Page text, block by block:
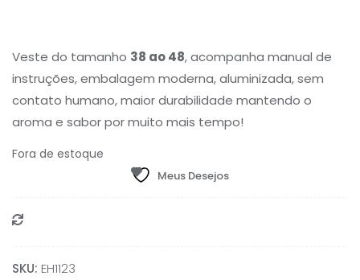
Veste do tamanho 38 ao 48, acompanha manual de
instruções, embalagem moderna, aluminizada, sem
contato humano, maior durabilidade mantendo o
aroma e sabor por muito mais tempo!
Fora de estoque
Meus Desejos
SKU: EH1123